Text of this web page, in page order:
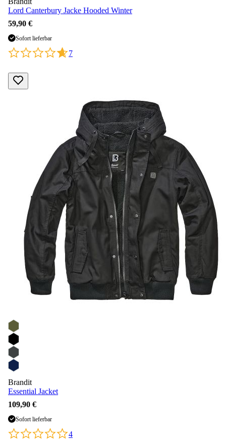
Lord Canterbury Jacke Hooded Winter
59,90 €
Sofort lieferbar
7
Brandit
Essential Jacket
109,90 €
Sofort lieferbar
4